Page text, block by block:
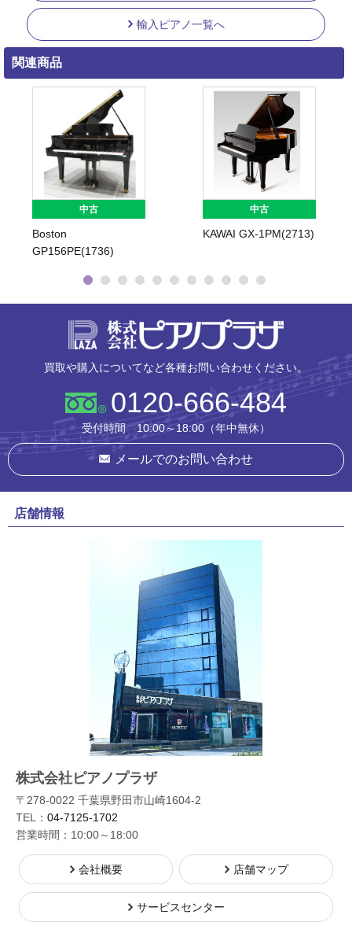
輸入ピアノ一覧へ
関連商品
中古
Boston
GP156PE(1736)
中古
KAWAI GX-1PM(2713)
買取や購入についてなど各種お問い合わせください。
0120-666-484
受付時間 10:00～18:00（年中無休）
メールでのお問い合わせ
店舗情報
株式会社ピアノプラザ
〒278-0022 千葉県野田市山崎1604-2
TEL： 04-7125-1702
営業時間：10:00～18:00
会社概要 店舗マップ
サービスセンター